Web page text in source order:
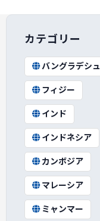
カテゴリー
バングラデシュ
フィジー
インド
インドネシア
カンボジア
マレーシア
ミャンマー